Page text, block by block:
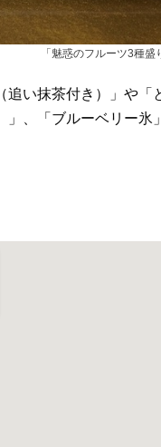
「魅惑のフルーツ3種
い抹茶付き）」や
」、「ブルーベリー